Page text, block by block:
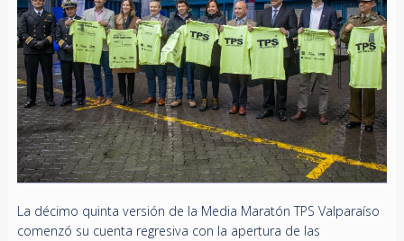
La décimo quinta versión de la Media Maratón TPS Valparaíso
comenzó su cuenta regresiva con la apertura de las